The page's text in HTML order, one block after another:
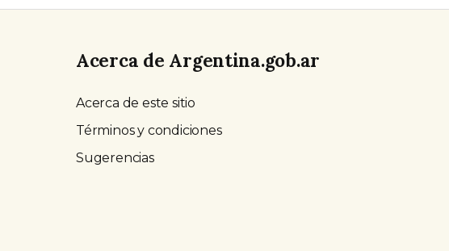
Acerca de Argentina.gob.ar
Acerca de este sitio
Términos y condiciones
Sugerencias